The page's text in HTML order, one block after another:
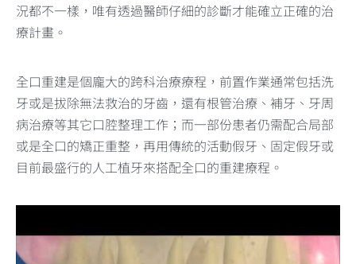
況都不一樣，唯有透過醫師仔細的診斷才能確立正確的治
療計畫。
全口重建是個龐大的跨科治療療程，前置作業通常包括洗
牙或是拔除無法救治的牙齒，還有根管治療、補牙、牙周
病治療等其它口腔整理工作；而一部份患者仍需配合局部
或是全口的矯正重整，再用傳統的活動假牙、固定假牙或
目前最盛行的人工植牙來搭配全口的重建療程。